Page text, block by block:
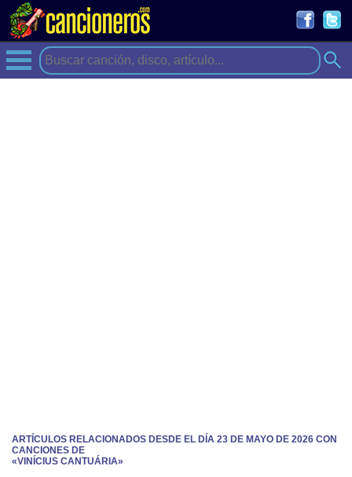
ARTÍCULOS RELACIONADOS DESDE EL DÍA 23 DE MAYO DE 2026 CON
CANCIONES DE
«VINÍCIUS CANTUÁRIA»